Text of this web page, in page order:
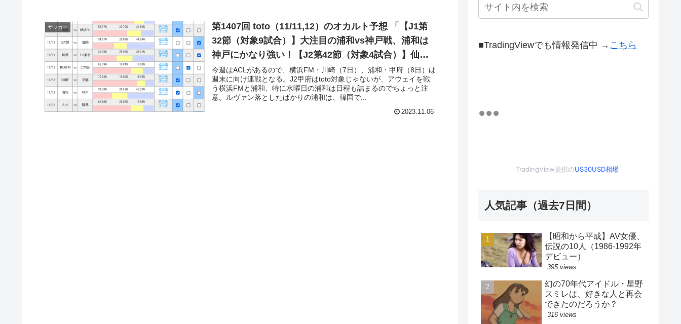
サッカー
第1407回 toto（11/11,12）のオカルト予想 「【J1第
32節（対象9試合）】大注目の浦和vs神戸戦、浦和は
神戸にかなり強い！【J2第42節（対象4試合）】仙台
vs町田戦他、消化試合ばかりで微妙…」
今週はACLがあるので、横浜FM・川崎（7日）、浦和・甲府（8日）は
週末に向け連戦となる。J2甲府はtoto対象じゃないが、アウェイを戦
う横浜FMと浦和、特に水曜日の浦和は日程も詰まるのでちょっと注
意。ルヴァン落としたばかりの浦和は、韓国で...
2023.11.06
■TradingViewでも情報発信中 → こちら
TradingView提供のUS30USD相場
人気記事（過去7日間）
【昭和から平成】AV女優、
伝説の10人（1986-1992年
デビュー）
395 views
幻の70年代アイドル・星野
スミレは、好きな人と再会
できたのだろうか？
316 views